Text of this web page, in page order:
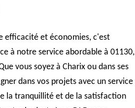
efficacité et économies, c'est
à notre service abordable à 01130,
vous soyez à Charix ou dans ses
dans vos projets avec un service
la tranquillité et de la satisfaction